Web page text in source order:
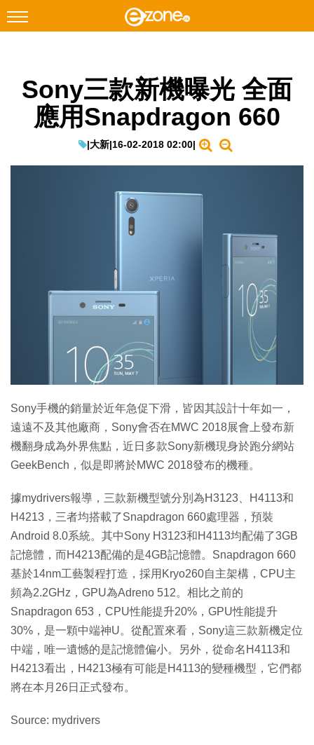
Facebook Instagram
科技焦點
遊戲動漫
Enterprise Digital Transformation
Sony三款新機曝光 全面
應用Snapdragon 660
|大新|16-02-2018 02:00|
Sony手機的銷量於近年急促下滑，皆因其設計十年如一，
遠遠不及其他廠商，Sony會否在MWC 2018展會上發布新
機翻身成為外界焦點，近日多款Sony新機現身於跑分網站
GeekBench，似是即將於MWC 2018發布的機種。
據mydrivers報導，三款新機型號分別為H3123、H4113和
H4213，三者均搭載了Snapdragon 660處理器，預裝
Android 8.0系統。其中Sony H3123和H4113均配備了3GB
記憶體，而H4213配備的是4GB記憶體。Snapdragon 660
基於14nm工藝製程打造，採用Kryo260自主架構，CPU主
頻為2.2GHz，GPU為Adreno 512。相比之前的
Snapdragon 653，CPU性能提升20%，GPU性能提升
30%，是一顆中端神U。從配置來看，Sony這三款新機定位
中端，唯一遺憾的是記憶體偏小。另外，從命名H4113和
H4213看出，H4213極有可能是H4113的變種機型，它們都
將在本月26日正式發布。
Source: mydrivers